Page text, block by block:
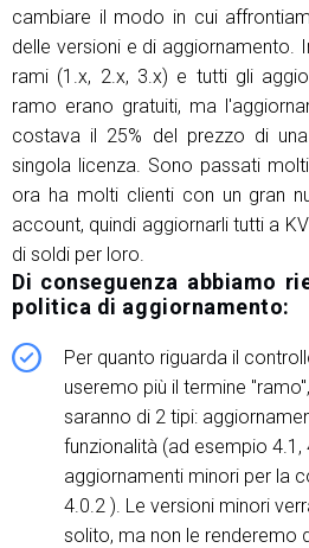
cambiare il modo in cui
delle versioni e di aggiornamento.
rami (1.x, 2.x, 3.x) e tutti gli
ramo erano gratuiti, ma
costava il 25% del prezzo di
singola licenza. Sono passati
ora ha molti clienti con un gran
account, quindi aggiornarli tutti a
di soldi per loro.
Di conseguenza abbiamo
politica di aggiornamento:
Per quanto riguarda il
useremo più il termine
saranno di 2 tipi:
funzionalità (ad esempio 4.1,
aggiornamenti minori per la
4.0.2 ). Le versioni minori
solito, ma non le renderemo